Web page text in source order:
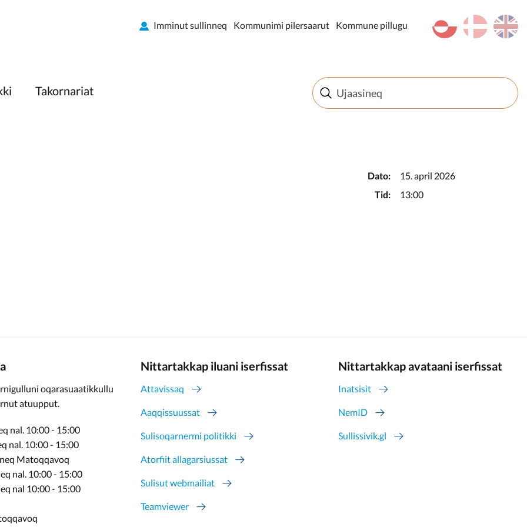
en
da
kl-GL
Imminut sullinneq Kommunimi pilersaarut Kommune pillugu
Takornariat
Dato:
15. april 2026
Tid:
13:00
oqarasuaatikkullu
atuupput.
nal. 10:00 - 15:00
nal. 10:00 - 15:00
Matoqqavoq
nal. 10:00 - 15:00
nal 10:00 - 15:00
Nittartakkap iluani iserfissat
Attavissaq
Aaqqissuussat
Sulisoqarnermi politikki
Atorfiit allagarsiussat
Sulisut webmailiat
Teamviewer
Nittartakkap avataani iserfissat
Inatsisit
NemID
Sullissivik.gl